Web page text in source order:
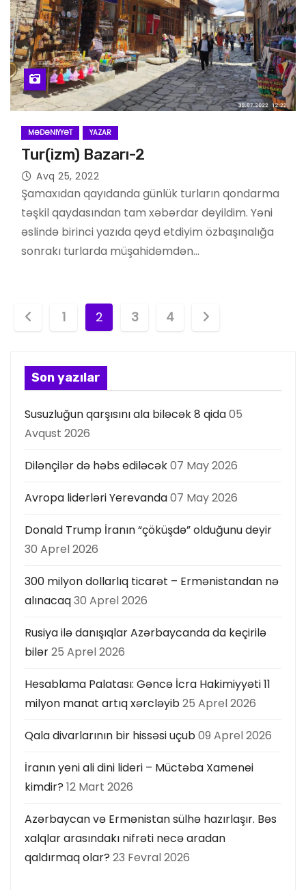
MƏDƏNIYYƏT YAZAR
Tur(izm) Bazarı-2
Avq 25, 2022
Şamaxıdan qayıdanda günlük turların qondarma
təşkil qaydasından tam xəbərdar deyildim. Yəni
əslində birinci yazıda qeyd etdiyim özbaşınalığa
sonrakı turlarda müşahidəmdən…
1 2 3 4
Son yazılar
Susuzluğun qarşısını ala biləcək 8 qida05
Avqust 2026
Dilənçilər də həbs ediləcək07 May 2026
Avropa liderləri Yerevanda07 May 2026
Donald Trump İranın “çöküşdə” olduğunu deyir
30 Aprel 2026
300 milyon dollarlıq ticarət – Ermənistandan nə
alınacaq30 Aprel 2026
Rusiya ilə danışıqlar Azərbaycanda da keçirilə
bilər25 Aprel 2026
Hesablama Palatası: Gəncə İcra Hakimiyyəti 11
milyon manat artıq xərcləyib25 Aprel 2026
Qala divarlarının bir hissəsi uçub09 Aprel 2026
İranın yeni ali dini lideri – Müctəba Xamenei
kimdir? 12 Mart 2026
Azərbaycan və Ermənistan sülhə hazırlaşır. Bəs
xalqlar arasındakı nifrəti necə aradan
qaldırmaq olar? 23 Fevral 2026